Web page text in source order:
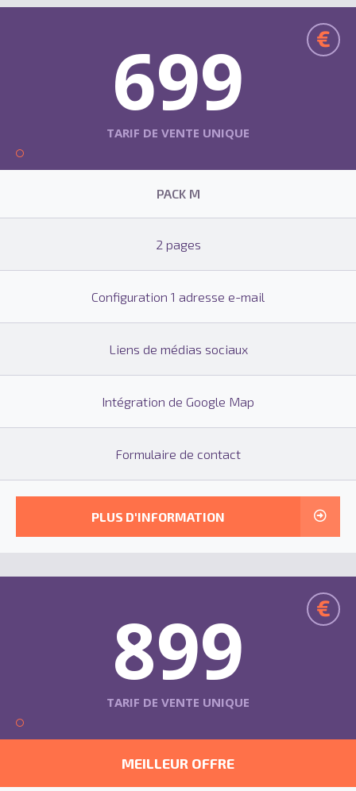
699
TARIF DE VENTE UNIQUE
€
PACK M
2 pages
Configuration 1 adresse e-mail
Liens de médias sociaux
Intégration de Google Map
Formulaire de contact
PLUS D'INFORMATION
899
TARIF DE VENTE UNIQUE
€
MEILLEUR OFFRE